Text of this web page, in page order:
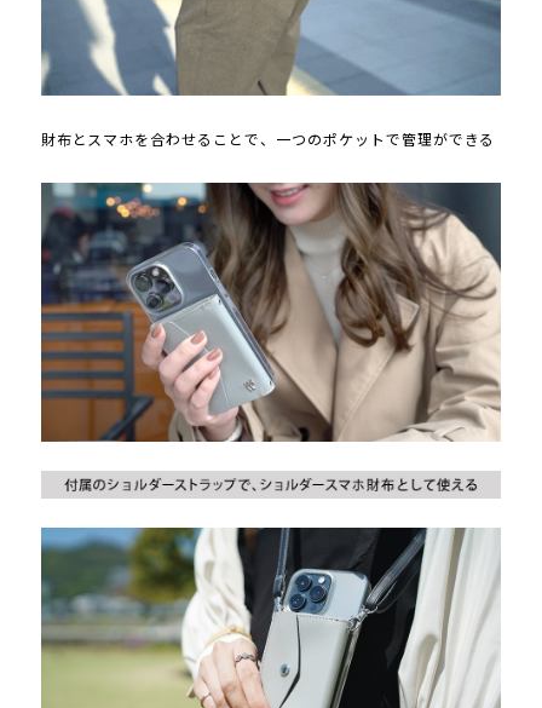
財布とスマホを合わせることで、一つのポケットで管理ができる